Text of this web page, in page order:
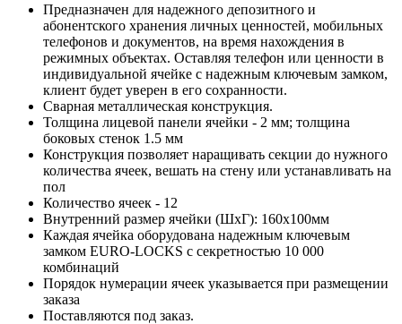
Предназначен для надежного депозитного и
абонентского хранения личных ценностей, мобильных
телефонов и документов, на время нахождения в
режимных объектах. Оставляя телефон или ценности в
индивидуальной ячейке с надежным ключевым замком,
клиент будет уверен в его сохранности.
Сварная металлическая конструкция.
Толщина лицевой панели ячейки - 2 мм; толщина
боковых стенок 1.5 мм
Конструкция позволяет наращивать секции до нужного
количества ячеек, вешать на стену или устанавливать на
пол
Количество ячеек - 12
Внутренний размер ячейки (ШхГ): 160х100мм
Каждая ячейка оборудована надежным ключевым
замком EURO-LOCKS c секретностью 10 000
комбинаций
Порядок нумерации ячеек указывается при размещении
заказа
Поставляются под заказ.